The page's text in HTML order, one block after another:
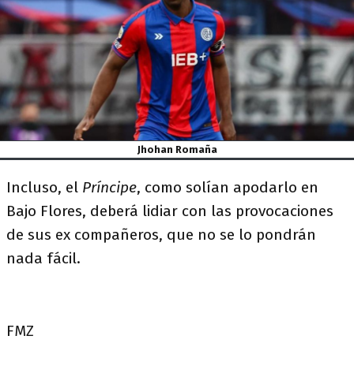
Jhohan Romaña
Incluso, el Príncipe, como solían apodarlo en
Bajo Flores, deberá lidiar con las provocaciones
de sus ex compañeros, que no se lo pondrán
nada fácil.
FMZ